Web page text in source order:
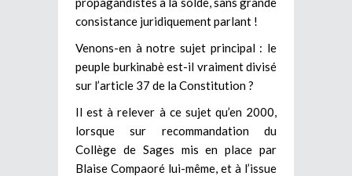
consistance juridiquement parlant !
Venons-en à notre sujet principal : le
peuple burkinabè est-il vraiment divisé
sur l’article 37 de la Constitution ?
Il est à relever à ce sujet qu’en 2000,
lorsque sur recommandation du
Collège de Sages mis en place par
Blaise Compaoré lui-même, et à l’issue